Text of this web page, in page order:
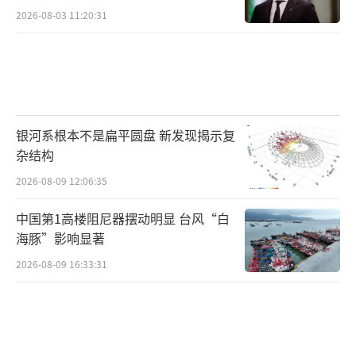
2026-08-03 11:20:31
银河系根本不是扁平圆盘 新发现揭示复
杂结构
2026-08-09 12:06:35
中国第1高楼阻尼器摆动明显 台风“白
海豚”影响显著
2026-08-09 16:33:31